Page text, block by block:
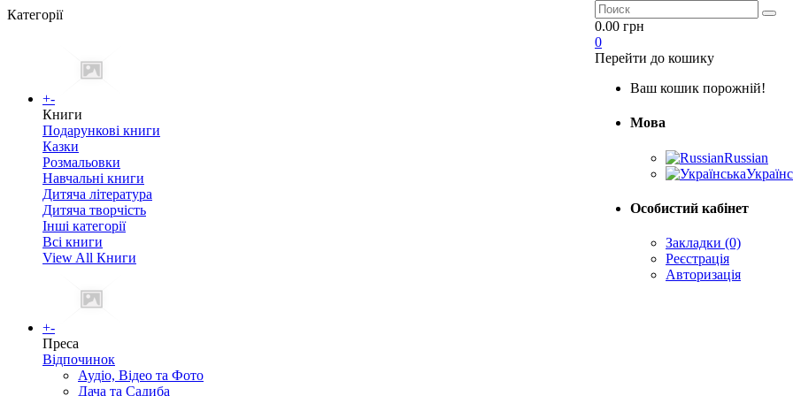
Категорії
+-
Книги
Подарункові книги
Казки
Розмальовки
Навчальні книги
Дитяча література
Дитяча творчість
Інші категорії
Всі книги
View All Книги
+-
Преса
Відпочинок
Аудіо, Відео та Фото
Дача та Садиба
0.00 грн
0
Перейти до кошику
Ваш кошик порожній!
Мова
Russian
Особистий кабінет
Закладки (0)
Реєстрація
Авторизація